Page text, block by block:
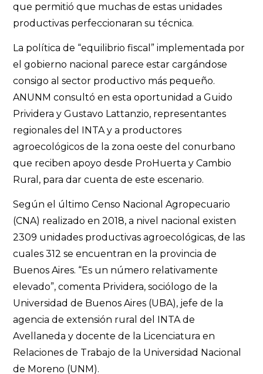
que permitió que muchas de estas unidades
productivas perfeccionaran su técnica.
La política de “equilibrio fiscal” implementada por
el gobierno nacional parece estar cargándose
consigo al sector productivo más pequeño.
ANUNM consultó en esta oportunidad a Guido
Prividera y Gustavo Lattanzio, representantes
regionales del INTA y a productores
agroecológicos de la zona oeste del conurbano
que reciben apoyo desde ProHuerta y Cambio
Rural, para dar cuenta de este escenario.
Según el último Censo Nacional Agropecuario
(CNA) realizado en 2018, a nivel nacional existen
2309 unidades productivas agroecológicas, de las
cuales 312 se encuentran en la provincia de
Buenos Aires. “Es un número relativamente
elevado”, comenta Prividera, sociólogo de la
Universidad de Buenos Aires (UBA), jefe de la
agencia de extensión rural del INTA de
Avellaneda y docente de la Licenciatura en
Relaciones de Trabajo de la Universidad Nacional
de Moreno (UNM).